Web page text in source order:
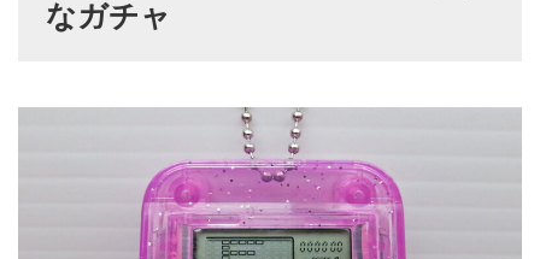
なガチャ